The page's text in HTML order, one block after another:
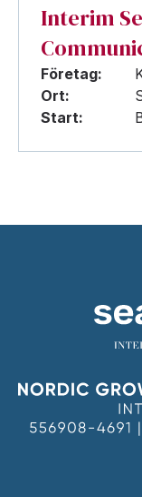
Interim
Företag:
Ort:
Start: